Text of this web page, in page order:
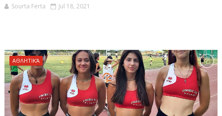
Sourta Ferta
Jul 18, 2021
ΑΘΛΗΤΙΚΆ